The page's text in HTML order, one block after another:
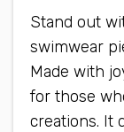
Stand out
swimwear
Made with
for those
creations. It